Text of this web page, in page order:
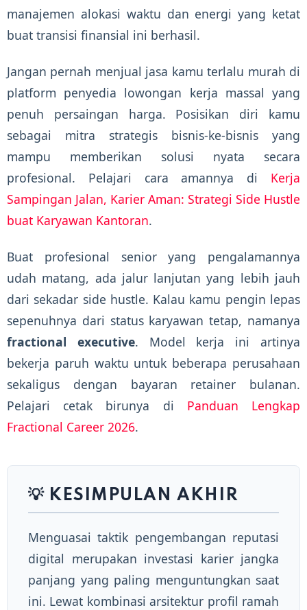
manajemen alokasi waktu dan energi yang ketat
buat transisi finansial ini berhasil.
Jangan pernah menjual jasa kamu terlalu murah di
platform penyedia lowongan kerja massal yang
penuh persaingan harga. Posisikan diri kamu
sebagai mitra strategis bisnis-ke-bisnis yang
mampu memberikan solusi nyata secara
profesional. Pelajari cara amannya di Kerja
Sampingan Jalan, Karier Aman: Strategi Side Hustle
buat Karyawan Kantoran.
Buat profesional senior yang pengalamannya
udah matang, ada jalur lanjutan yang lebih jauh
dari sekadar side hustle. Kalau kamu pengin lepas
sepenuhnya dari status karyawan tetap, namanya
fractional executive. Model kerja ini artinya
bekerja paruh waktu untuk beberapa perusahaan
sekaligus dengan bayaran retainer bulanan.
Pelajari cetak birunya di Panduan Lengkap
Fractional Career 2026.
💡 KESIMPULAN AKHIR
Menguasai taktik pengembangan reputasi
digital merupakan investasi karier jangka
panjang yang paling menguntungkan saat
ini. Lewat kombinasi arsitektur profil ramah